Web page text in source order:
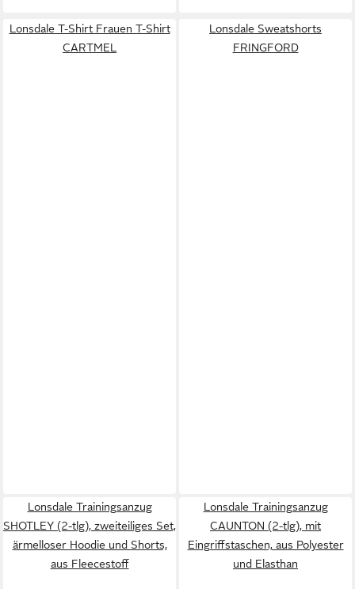
Lonsdale T-Shirt Frauen T-Shirt
CARTMEL
Lonsdale Sweatshorts
FRINGFORD
Lonsdale Trainingsanzug
SHOTLEY (2-tlg), zweiteiliges Set,
ärmelloser Hoodie und Shorts,
aus Fleecestoff
Lonsdale Trainingsanzug
CAUNTON (2-tlg), mit
Eingriffstaschen, aus Polyester
und Elasthan